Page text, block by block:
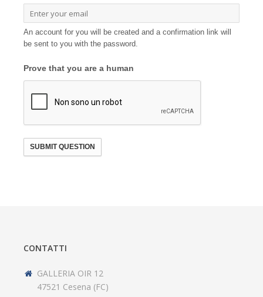
An account for you will be created and a confirmation link will
be sent to you with the password.
Prove that you are a human
SUBMIT QUESTION
CONTATTI
GALLERIA OIR 12
47521 Cesena (FC)